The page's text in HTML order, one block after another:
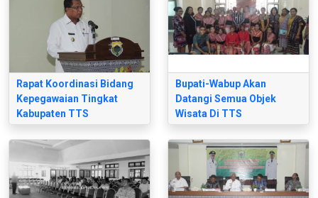
Rapat Koordinasi Bidang
Kepegawaian Tingkat
Kabupaten TTS
Bupati-Wabup Akan
Datangi Semua Objek
Wisata Di TTS